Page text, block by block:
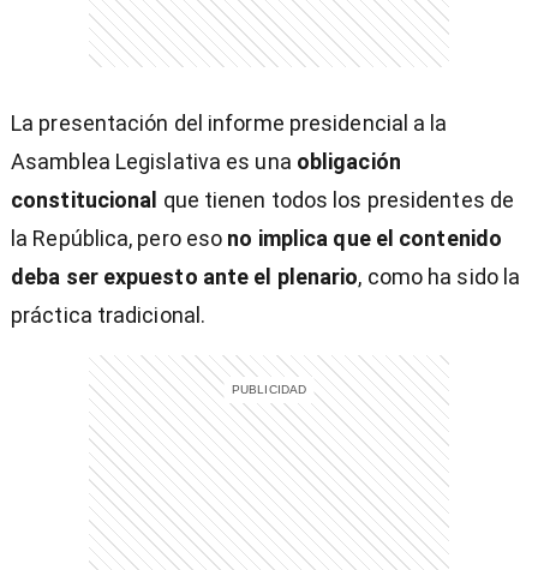
La presentación del informe presidencial a la
Asamblea Legislativa es una obligación
constitucional que tienen todos los presidentes de
la República, pero eso no implica que el contenido
deba ser expuesto ante el plenario, como ha sido la
práctica tradicional.